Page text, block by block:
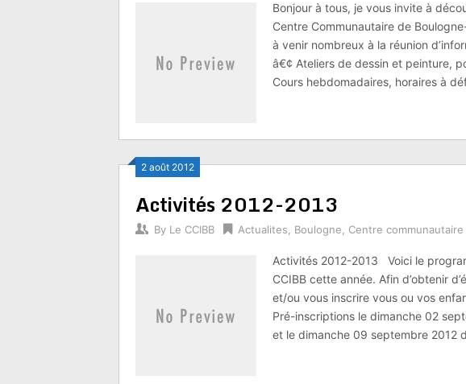
Bonjour à tous, je vous invite à
Centre Communautaire de
à venir nombreux à la réunion
â€¢ Ateliers de dessin et peinture,
Cours hebdomadaires, horaires à
2 août 2012
Activités 2012-2013
By Le CCIBB Actualites Boulogne Centre
Activités 2012-2013 Voici le
CCIBB cette année. Afin d’obtenir
et/ou vous inscrire vous ou vos
Pré-inscriptions le dimanche 02
et le dimanche 09 septembre 2012